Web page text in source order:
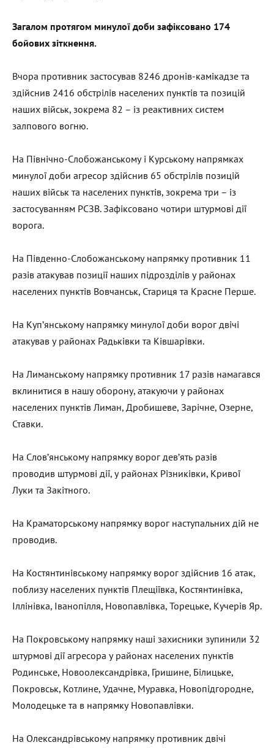
Загалом протягом минулої доби зафіксовано 174
бойових зіткнення.
Вчора противник застосував 8246 дронів-камікадзе та
здійснив 2416 обстрілів населених пунктів та позицій
наших військ, зокрема 82 – із реактивних систем
залпового вогню.
На Північно-Слобожанському і Курському напрямках
минулої доби агресор здійснив 65 обстрілів позицій
наших військ та населених пунктів, зокрема три – із
застосуванням РСЗВ. Зафіксовано чотири штурмові дії
ворога.
На Південно-Слобожанському напрямку противник 11
разів атакував позиції наших підрозділів у районах
населених пунктів Вовчанськ, Стариця та Красне Перше.
На Куп’янському напрямку минулої доби ворог двічі
атакував у районах Радьківки та Ківшарівки.
На Лиманському напрямку противник 17 разів намагався
вклинитися в нашу оборону, атакуючи у районах
населених пунктів Лиман, Дробишеве, Зарічне, Озерне,
Ставки.
На Слов’янському напрямку ворог дев’ять разів
проводив штурмові дії, у районах Різниківки, Кривої
Луки та Закітного.
На Краматорському напрямку ворог наступальних дій не
проводив.
На Костянтинівському напрямку ворог здійснив 16 атак,
поблизу населених пунктів Плещіївка, Костянтинівка,
Іллінівка, Іванопілля, Новопавлівка, Торецьке, Кучерів Яр.
На Покровському напрямку наші захисники зупинили 32
штурмові дії агресора у районах населених пунктів
Родинське, Новоолександрівка, Гришине, Білицьке,
Покровськ, Котлине, Удачне, Муравка, Новопідгородне,
Молодецьке та в напрямку Новопавлівки.
На Олександрівському напрямку противник двічі